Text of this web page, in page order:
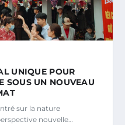
UNIQUE POUR
SOUS UN NOUVEAU
sur la nature
nouvelle…